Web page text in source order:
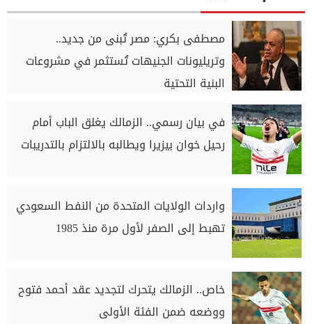
مصطفى بكري: مصر تُبنى من جديد..
وتريليونات الجنيهات تُستثمر في مشروعات
البنية التحتية
في بيان رسمي.. الزمالك يغلق الباب أمام
رحيل خوان بيزيرا ويطالبه بالالتزام بالتدريبات
واردات الولايات المتحدة من النفط السعودي
تهبط إلى الصفر لأول مرة منذ 1985
خاص.. الزمالك يتحرك لتجديد عقد أحمد فتوح
ووضعه ضمن الفئة الأولى